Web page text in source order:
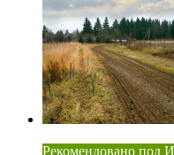
Рекомендовано под